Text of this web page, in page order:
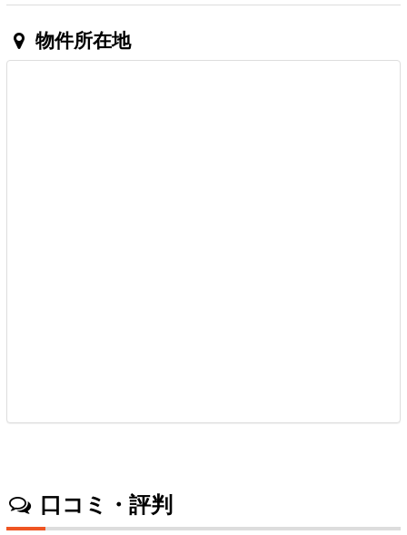
物件所在地
口コミ・評判